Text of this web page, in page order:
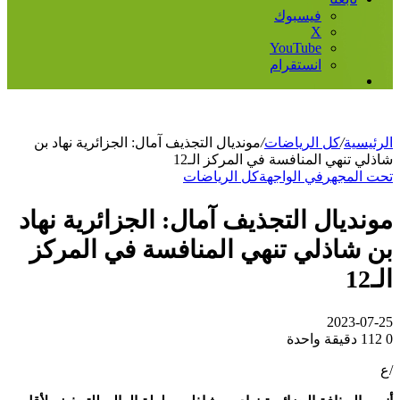
فيسبوك
‫X
‫YouTube
انستقرام
الرئيسية/كل الرياضات/مونديال التجذيف آمال: الجزائرية نهاد بن
شاذلي تنهي المنافسة في المركز الـ12
تحت المجهر في الواجهةكل الرياضات
مونديال التجذيف آمال: الجزائرية نهاد
بن شاذلي تنهي المنافسة في المركز
الـ12
2023-07-25
0
دقيقة واحدة
/ع